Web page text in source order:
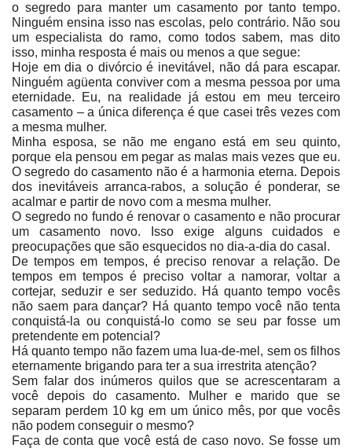
o segredo para manter um casamento por tanto tempo.
Ninguém ensina isso nas escolas, pelo contrário. Não sou
um especialista do ramo, como todos sabem, mas dito
isso, minha resposta é mais ou menos a que segue:
Hoje em dia o divórcio é inevitável, não dá para escapar.
Ninguém agüenta conviver com a mesma pessoa por uma
eternidade. Eu, na realidade já estou em meu terceiro
casamento – a única diferença é que casei três vezes com
a mesma mulher.
Minha esposa, se não me engano está em seu quinto,
porque ela pensou em pegar as malas mais vezes que eu.
O segredo do casamento não é a harmonia eterna. Depois
dos inevitáveis arranca-rabos, a solução é ponderar, se
acalmar e partir de novo com a mesma mulher.
O segredo no fundo é renovar o casamento e não procurar
um casamento novo. Isso exige alguns cuidados e
preocupações que são esquecidos no dia-a-dia do casal.
De tempos em tempos, é preciso renovar a relação. De
tempos em tempos é preciso voltar a namorar, voltar a
cortejar, seduzir e ser seduzido. Há quanto tempo vocês
não saem para dançar? Há quanto tempo você não tenta
conquistá-la ou conquistá-lo como se seu par fosse um
pretendente em potencial?
Há quanto tempo não fazem uma lua-de-mel, sem os filhos
eternamente brigando para ter a sua irrestrita atenção?
Sem falar dos inúmeros quilos que se acrescentaram a
você depois do casamento. Mulher e marido que se
separam perdem 10 kg em um único mês, por que vocês
não podem conseguir o mesmo?
Faça de conta que você está de caso novo. Se fosse um